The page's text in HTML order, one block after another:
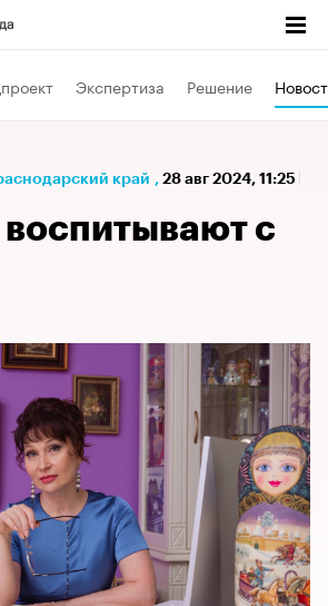
Экспертиза Решение
край , 28 авг 2024, 11:25
с